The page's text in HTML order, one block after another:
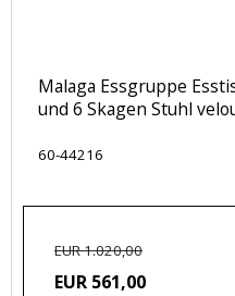
Malaga Essgruppe
und 6 Skagen Stuhl
60-44216
EUR 1.020,00
EUR 561,00